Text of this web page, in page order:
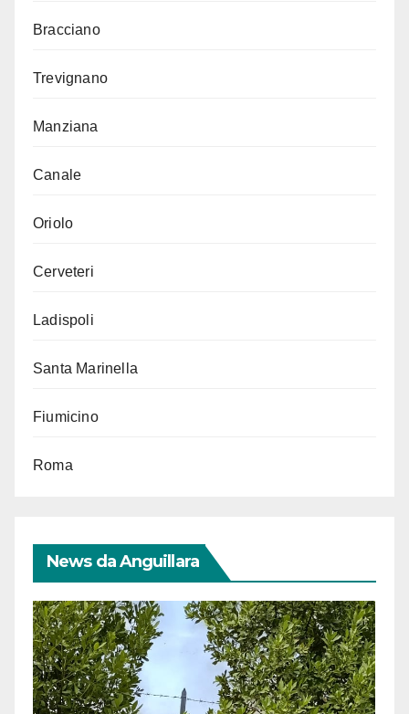
Bracciano
Trevignano
Manziana
Canale
Oriolo
Cerveteri
Ladispoli
Santa Marinella
Fiumicino
Roma
News da Anguillara